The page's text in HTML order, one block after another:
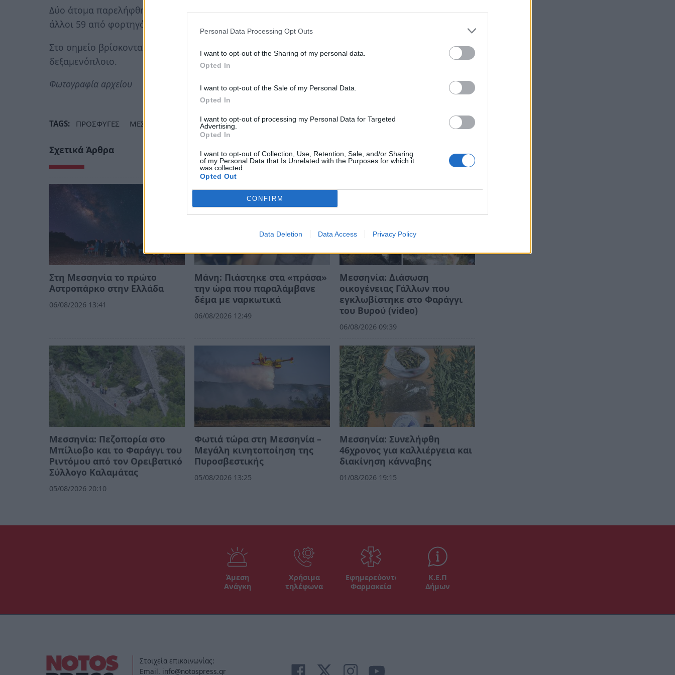
Personal Data Processing Opt Outs
I want to opt-out of the Sharing of my personal data.
Opted In
I want to opt-out of the Sale of my Personal Data.
Opted In
I want to opt-out of processing my Personal Data for Targeted
Advertising.
Opted In
I want to opt-out of Collection, Use, Retention, Sale, and/or Sharing
of my Personal Data that Is Unrelated with the Purposes for which it
was collected.
Opted Out
CONFIRM
Data Deletion Data Access Privacy Policy
Δύο άτομα παρελήφθησαν από δεξαμενόπλοιο και μεταφέρονται στον Πειραιά, ενώ οι
άλλοι 59 από φορτηγό πλοίο και θα μεταφερθούν στο λιμάνι της Καλαμάτας.
Στο σημείο βρίσκονταν τρία παραπλέοντα πλοία, δύο φορτηγά και ένα
δεξαμενόπλοιο.
Φωτογραφία αρχείου
TAGS: ΠΡΟΣΦΥΓΕΣ ΜΕΣΣΗΝΙΑ
Σχετικά Άρθρα
Στη Μεσσηνία το πρώτο
Αστροπάρκο στην Ελλάδα
06/08/2026 13:41
Μάνη: Πιάστηκε στα «πράσα»
την ώρα που παραλάμβανε
δέμα με ναρκωτικά
06/08/2026 12:49
Μεσσηνία: Διάσωση
οικογένειας Γάλλων που
εγκλωβίστηκε στο Φαράγγι
του Βυρού (video)
06/08/2026 09:39
Μεσσηνία: Πεζοπορία στο
Μπίλιοβο και το Φαράγγι του
Ριντόμου από τον Ορειβατικό
Σύλλογο Καλαμάτας
05/08/2026 20:10
Φωτιά τώρα στη Μεσσηνία –
Μεγάλη κινητοποίηση της
Πυροσβεστικής
05/08/2026 13:25
Μεσσηνία: Συνελήφθη
46χρονος για καλλιέργεια και
διακίνηση κάνναβης
01/08/2026 19:15
Άμεση
Ανάγκη
Χρήσιμα
τηλέφωνα
Εφημερεύοντα
Φαρμακεία
Κ.Ε.Π
Δήμων
Στοιχεία επικοινωνίας:
Email. info@notospress.gr